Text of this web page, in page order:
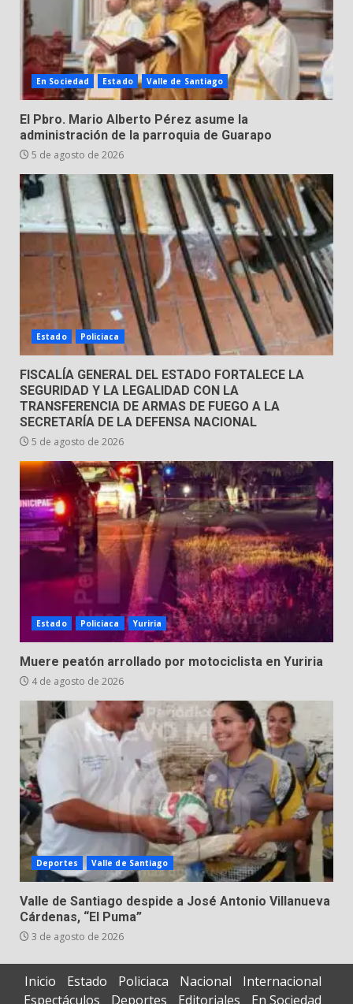
4
Valle de Santiago despide a
José Antonio Villanueva
Cárdenas, “El Puma”
3 de agosto de 2026
5
Hombre pierde la vida en
tabiquera
6
Emboscada a policías en Yuriria
31 de julio de 2026
Envía Gobierno de la Gente más
de 77 mil
30 de julio de 2026
En Sociedad Estado Valle de Santiago
El Pbro. Mario Alberto Pérez asume la
administración de la parroquia de Guarapo
5 de agosto de 2026
Estado Policiaca
FISCALÍA GENERAL DEL ESTADO FORTALECE LA
SEGURIDAD Y LA LEGALIDAD CON LA
TRANSFERENCIA DE ARMAS DE FUEGO A LA
SECRETARÍA DE LA DEFENSA NACIONAL
5 de agosto de 2026
Estado Policiaca Yuriria
Muere peatón arrollado por motociclista en Yuriria
4 de agosto de 2026
Deportes Valle de Santiago
Valle de Santiago despide a José Antonio Villanueva
Cárdenas, “El Puma”
3 de agosto de 2026
Inicio Estado Policiaca Nacional
Internacional
Espectáculos
Deportes Editoriales En Sociedad